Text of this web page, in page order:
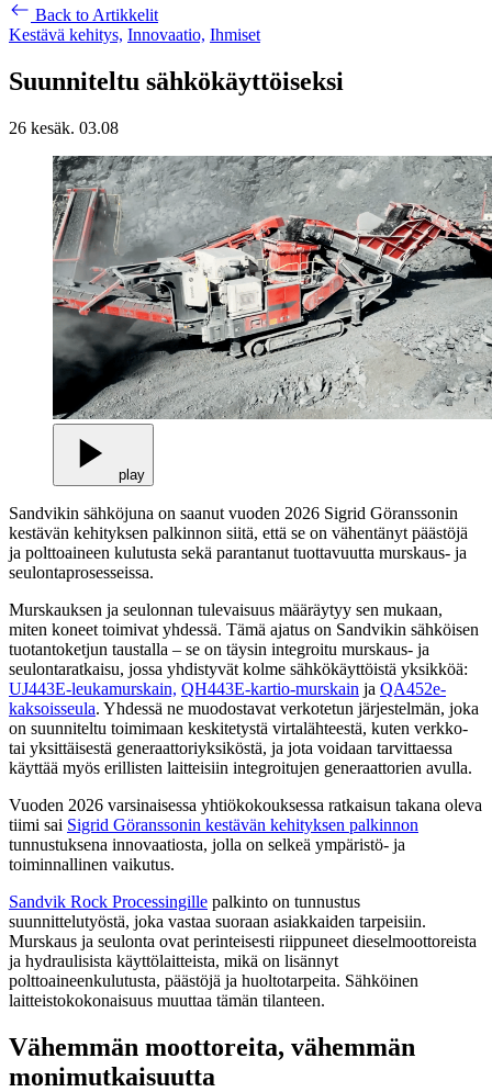
Back to Artikkelit
Kestävä kehitys, Innovaatio, Ihmiset
Suunniteltu sähkökäyttöiseksi
26 kesäk. 03.08
play
Sandvikin sähköjuna on saanut vuoden 2026 Sigrid Göranssonin
kestävän kehityksen palkinnon siitä, että se on vähentänyt päästöjä
ja polttoaineen kulutusta sekä parantanut tuottavuutta murskaus- ja
seulontaprosesseissa.
Murskauksen ja seulonnan tulevaisuus määräytyy sen mukaan,
miten koneet toimivat yhdessä. Tämä ajatus on Sandvikin sähköisen
tuotantoketjun taustalla – se on täysin integroitu murskaus- ja
seulontaratkaisu, jossa yhdistyvät kolme sähkökäyttöistä yksikköä:
UJ443E-leukamurskain, QH443E-kartio-murskain ja QA452e-
kaksoisseula. Yhdessä ne muodostavat verkotetun järjestelmän, joka
on suunniteltu toimimaan keskitetystä virtalähteestä, kuten verkko-
tai yksittäisestä generaattoriyksiköstä, ja jota voidaan tarvittaessa
käyttää myös erillisten laitteisiin integroitujen generaattorien avulla.
Vuoden 2026 varsinaisessa yhtiökokouksessa ratkaisun takana oleva
tiimi sai Sigrid Göranssonin kestävän kehityksen palkinnon
tunnustuksena innovaatiosta, jolla on selkeä ympäristö- ja
toiminnallinen vaikutus.
Sandvik Rock Processingille palkinto on tunnustus
suunnittelutyöstä, joka vastaa suoraan asiakkaiden tarpeisiin.
Murskaus ja seulonta ovat perinteisesti riippuneet dieselmoottoreista
ja hydraulisista käyttölaitteista, mikä on lisännyt
polttoaineenkulutusta, päästöjä ja huoltotarpeita. Sähköinen
laitteistokokonaisuus muuttaa tämän tilanteen.
Vähemmän moottoreita, vähemmän
monimutkaisuutta